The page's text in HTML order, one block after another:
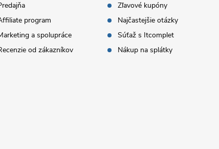
program
a spolupráce
od zákazníkov
Zľavové kupóny
Najčastejšie otázky
Súťaž s Itcomplet
Nákup na splátky